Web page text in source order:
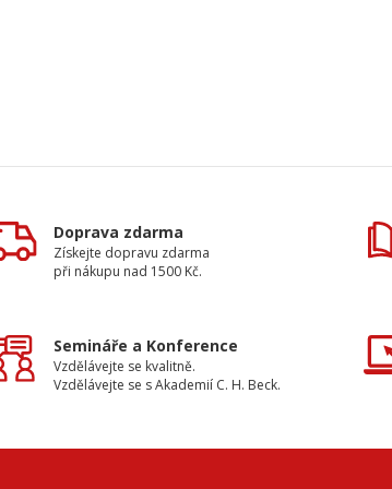
Doprava zdarma
Získejte dopravu zdarma
při nákupu nad 1500 Kč.
Semináře a Konference
Vzdělávejte se kvalitně.
Vzdělávejte se s Akademií C. H. Beck.